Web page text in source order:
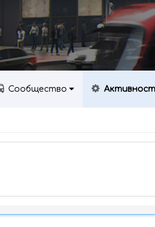
Сообщество